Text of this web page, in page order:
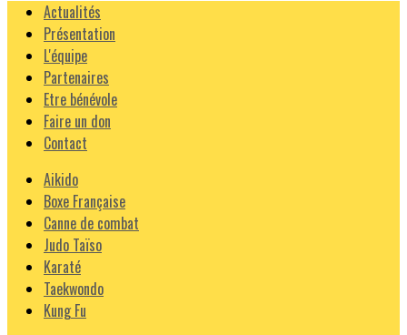
Actualités
Présentation
L'équipe
Partenaires
Etre bénévole
Faire un don
Contact
Aikido
Boxe Française
Canne de combat
Judo Taïso
Karaté
Taekwondo
Kung Fu